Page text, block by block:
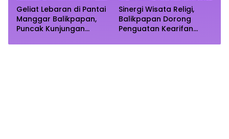
Geliat Lebaran di Pantai
Manggar Balikpapan,
Puncak Kunjungan
Sinergi Wisata Religi,
Balikpapan Dorong
Penguatan Kearifan